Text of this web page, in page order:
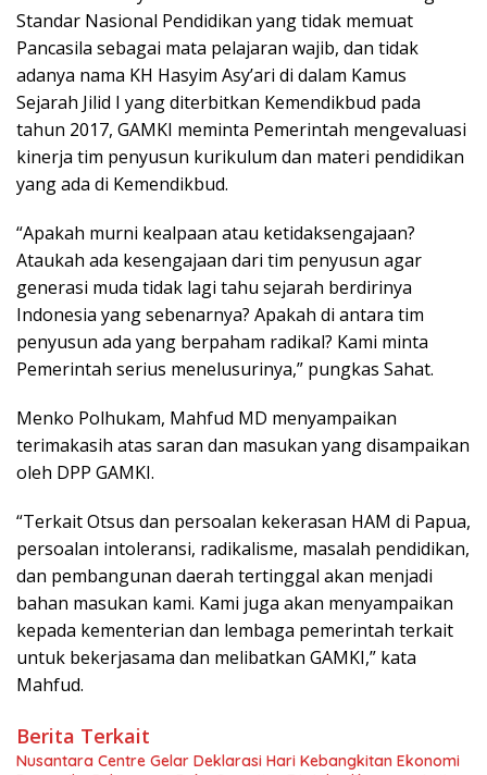
Standar Nasional Pendidikan yang tidak memuat
Pancasila sebagai mata pelajaran wajib, dan tidak
adanya nama KH Hasyim Asy’ari di dalam Kamus
Sejarah Jilid I yang diterbitkan Kemendikbud pada
tahun 2017, GAMKI meminta Pemerintah mengevaluasi
kinerja tim penyusun kurikulum dan materi pendidikan
yang ada di Kemendikbud.
“Apakah murni kealpaan atau ketidaksengajaan?
Ataukah ada kesengajaan dari tim penyusun agar
generasi muda tidak lagi tahu sejarah berdirinya
Indonesia yang sebenarnya? Apakah di antara tim
penyusun ada yang berpaham radikal? Kami minta
Pemerintah serius menelusurinya,” pungkas Sahat.
Menko Polhukam, Mahfud MD menyampaikan
terimakasih atas saran dan masukan yang disampaikan
oleh DPP GAMKI.
“Terkait Otsus dan persoalan kekerasan HAM di Papua,
persoalan intoleransi, radikalisme, masalah pendidikan,
dan pembangunan daerah tertinggal akan menjadi
bahan masukan kami. Kami juga akan menyampaikan
kepada kementerian dan lembaga pemerintah terkait
untuk bekerjasama dan melibatkan GAMKI,” kata
Mahfud.
Berita Terkait
Nusantara Centre Gelar Deklarasi Hari Kebangkitan Ekonomi